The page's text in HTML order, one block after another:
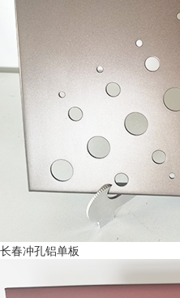
长春冲孔铝单板